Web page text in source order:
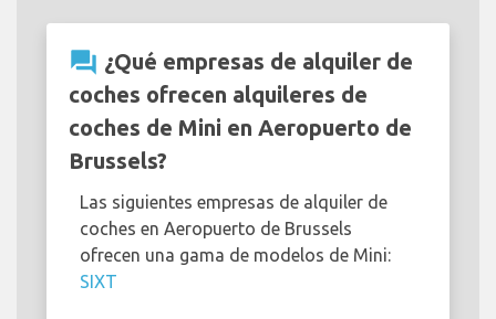
question_answer ¿Qué empresas de alquiler de
coches ofrecen alquileres de
coches de Mini en Aeropuerto de
Brussels?
Las siguientes empresas de alquiler de
coches en Aeropuerto de Brussels
ofrecen una gama de modelos de Mini:
SIXT